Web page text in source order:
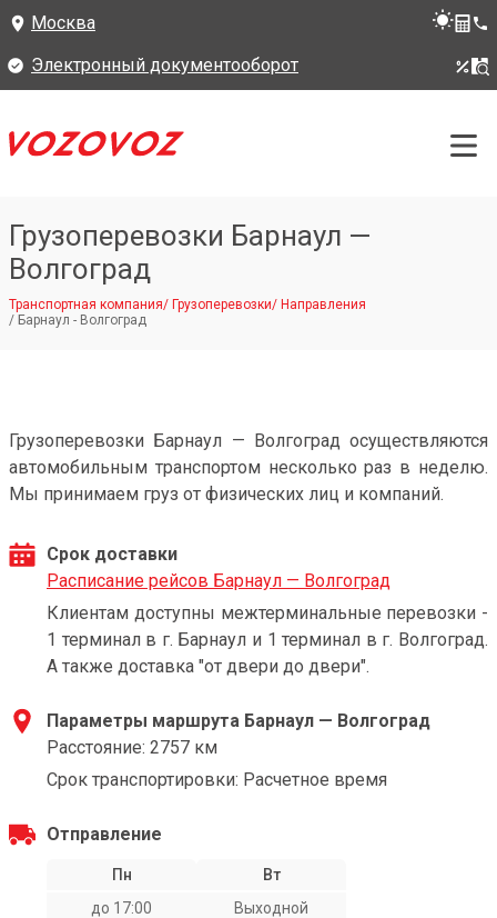
Москва
Электронный документооборот
Грузоперевозки Барнаул —
Волгоград
Транспортная компания/ Грузоперевозки/ Направления
/ Барнаул - Волгоград
Грузоперевозки Барнаул — Волгоград осуществляются
автомобильным транспортом несколько раз в неделю.
Мы принимаем груз от физических лиц и компаний.
Срок доставки
Расписание рейсов Барнаул — Волгоград
Клиентам доступны межтерминальные перевозки -
1 терминал в г. Барнаул и 1 терминал в г. Волгоград.
А также доставка "от двери до двери".
Параметры маршрута Барнаул — Волгоград
Расстояние: 2757 км
Срок транспортировки: Расчетное время
Отправление
Пн
до 17:00
Вт
Выходной